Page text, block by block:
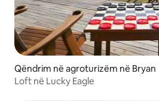
Qëndrim në agroturizëm në Bryan
Loft në Lucky Eagle